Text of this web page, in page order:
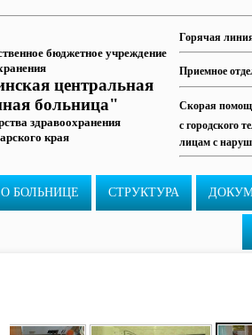
бюджетное учреждение
центральная
больница"
здравоохранения
края
Горячая
Приемное
Скорая
с городского
лицам с
О БОЛЬНИЦЕ СТРУКТУРА